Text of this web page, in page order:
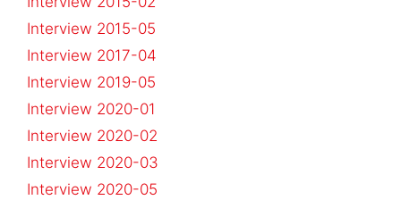
Interview 2015-05
Interview 2017-04
Interview 2019-05
Interview 2020-01
Interview 2020-02
Interview 2020-03
Interview 2020-05